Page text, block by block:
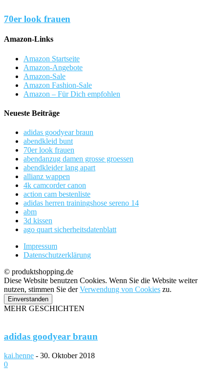
70er look frauen
Amazon-Links
Amazon Startseite
Amazon-Angebote
Amazon-Sale
Amazon Fashion-Sale
Amazon – Für Dich empfohlen
Neueste Beiträge
adidas goodyear braun
abendkleid bunt
70er look frauen
abendanzug damen grosse groessen
abendkleider lang apart
allianz wappen
4k camcorder canon
action cam bestenliste
adidas herren trainingshose sereno 14
abm
3d kissen
ago quart sicherheitsdatenblatt
Impressum
Datenschutzerklärung
© produktshopping.de
Diese Website benutzen Cookies. Wenn Sie die Website weiter
nutzen, stimmen Sie derVerwendung von Cookies zu.
Einverstanden
MEHR GESCHICHTEN
adidas goodyear braun
kai.henne - 30. Oktober 2018
0